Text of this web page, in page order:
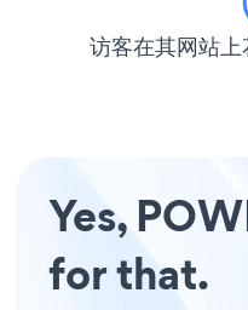
访客在其网站上
Yes,
for that.